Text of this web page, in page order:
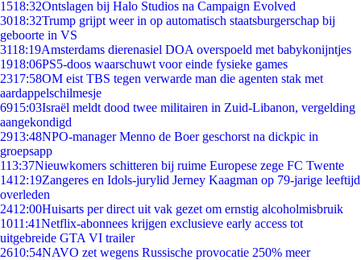
1518:32Ontslagen bij Halo Studios na Campaign Evolved
3018:32Trump grijpt weer in op automatisch staatsburgerschap bij
geboorte in VS
3118:19Amsterdams dierenasiel DOA overspoeld met babykonijntjes
1918:06PS5-doos waarschuwt voor einde fysieke games
2317:58OM eist TBS tegen verwarde man die agenten stak met
aardappelschilmesje
6915:03Israël meldt dood twee militairen in Zuid-Libanon, vergelding
aangekondigd
2913:48NPO-manager Menno de Boer geschorst na dickpic in
groepsapp
113:37Nieuwkomers schitteren bij ruime Europese zege FC Twente
1412:19Zangeres en Idols-jurylid Jerney Kaagman op 79-jarige leeftijd
overleden
2412:00Huisarts per direct uit vak gezet om ernstig alcoholmisbruik
1011:41Netflix-abonnees krijgen exclusieve early access tot
uitgebreide GTA VI trailer
2610:54NAVO zet wegens Russische provocatie 250% meer